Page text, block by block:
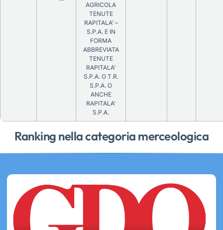
Ranking nella categoria merceologica
AGRICOLA
TENUTE
RAPITALA’ –
S.P.A. E IN
FORMA
ABBREVIATA
TENUTE
RAPITALA’
S.P.A. O T.R.
S.P.A. O
ANCHE
RAPITALA’
S.P.A.